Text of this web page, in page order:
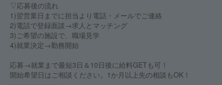
▽応募後の流れ
1)翌営業日までに担当より電話・メールでご連絡
2)電話で登録面談→求人とマッチング
3)ご希望の施設で、職場見学
4)就業決定→勤務開始
応募→就業まで最短3日＆10日後に給料GETも可！
開始希望日はご相談ください。1か月以上先の相談もOK！